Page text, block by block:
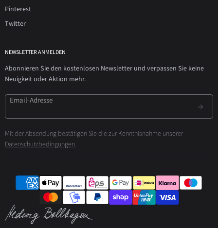
Pinterest
Twitter
NEWSLETTER ANMELDEN
Abonnieren Sie den kostenlosen Newsletter und verpassen Sie keine
Neuigkeit oder Aktion mehr.
Email-Adresse
Mit der Absendung bestätigen Sie die zur Kenntnisnahme unserer
Datenschutzbedingungen.